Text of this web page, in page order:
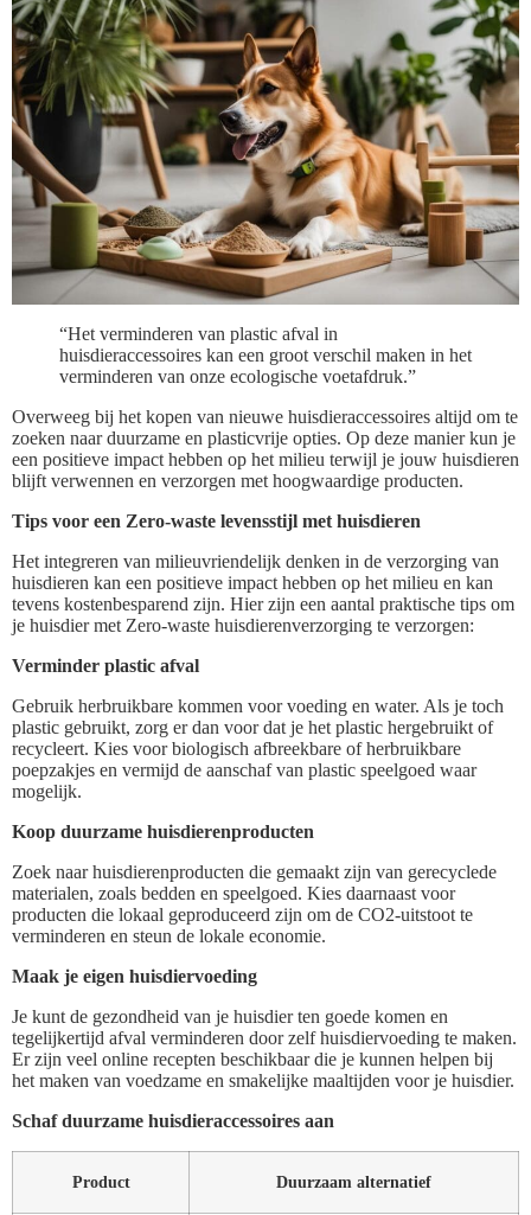
“Het verminderen van plastic afval in
huisdieraccessoires kan een groot verschil maken in het
verminderen van onze ecologische voetafdruk.”
Overweeg bij het kopen van nieuwe huisdieraccessoires altijd om te
zoeken naar duurzame en plasticvrije opties. Op deze manier kun je
een positieve impact hebben op het milieu terwijl je jouw huisdieren
blijft verwennen en verzorgen met hoogwaardige producten.
Tips voor een Zero-waste levensstijl met huisdieren
Het integreren van milieuvriendelijk denken in de verzorging van
huisdieren kan een positieve impact hebben op het milieu en kan
tevens kostenbesparend zijn. Hier zijn een aantal praktische tips om
je huisdier met Zero-waste huisdierenverzorging te verzorgen:
Verminder plastic afval
Gebruik herbruikbare kommen voor voeding en water. Als je toch
plastic gebruikt, zorg er dan voor dat je het plastic hergebruikt of
recycleert. Kies voor biologisch afbreekbare of herbruikbare
poepzakjes en vermijd de aanschaf van plastic speelgoed waar
mogelijk.
Koop duurzame huisdierenproducten
Zoek naar huisdierenproducten die gemaakt zijn van gerecyclede
materialen, zoals bedden en speelgoed. Kies daarnaast voor
producten die lokaal geproduceerd zijn om de CO2-uitstoot te
verminderen en steun de lokale economie.
Maak je eigen huisdiervoeding
Je kunt de gezondheid van je huisdier ten goede komen en
tegelijkertijd afval verminderen door zelf huisdiervoeding te maken.
Er zijn veel online recepten beschikbaar die je kunnen helpen bij
het maken van voedzame en smakelijke maaltijden voor je huisdier.
Schaf duurzame huisdieraccessoires aan
Product Duurzaam alternatief